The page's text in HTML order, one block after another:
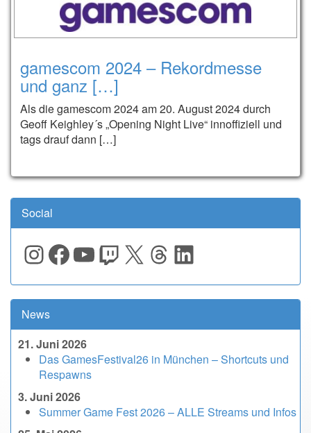
gamescom 2024 – Rekordmesse
und ganz […]
Als die gamescom 2024 am 20. August 2024 durch
Geoff Keighley´s „Opening Night Live“ innoffiziell und
tags drauf dann […]
Social
Instagram
Facebook
YouTube
Twitch
X Threads
LinkedIn
News
21. Juni 2026
Das GamesFestival26 in München – Shortcuts und
Respawns
3. Juni 2026
Summer Game Fest 2026 – ALLE Streams und Infos